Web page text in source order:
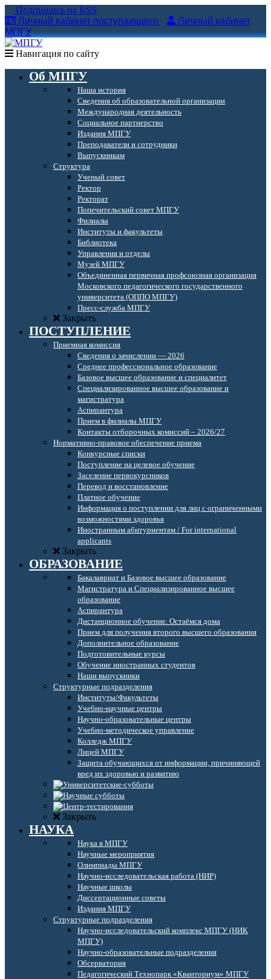
Подпишись на RSS
Личный кабинет поступающего
Личный кабинет
МПГУ
Навигация по сайту
Об МПГУ
Наша история
Сведения об образовательной организации
Международная деятельность
Социальное партнерство
Издания МПГУ
Преподаватели и сотрудники
Выпускникам
Структура
Ученый совет
Ректор
Ректорат
Попечительский совет МПГУ
Филиалы
Институты и факультеты
Библиотека
Управления и отделы
Музей МПГУ
Объединенная первичная профсоюзная организация
Московского педагогического государственного
университета (ОППО МПГУ)
Пресс-служба МПГУ
Закрыть
ПОСТУПЛЕНИЕ
Приемная комиссия
Сведения о зачислении — 2026
Среднее профессиональное образование
Базовое высшее образование и специалитет
Специализированное высшее образование и
магистратура
Аспирантура
Прием в филиалы МПГУ
Контакты отборочных комиссий – 2026/27
Нормативно-правовое обеспечение приема
Конкурсные списки
Поступление на целевое обучение
Заселение первокурсников
Перевод и восстановление
Платное обучение
Информация о поступлении для лиц с ограниченными
возможностями здоровья
Иностранным абитуриентам / For international
applicants
Закрыть
ОБРАЗОВАНИЕ
Бакалавриат и Базовое высшее образование
Магистратура и Специализированное высшее
образование
Аспирантура
Дистанционное обучение. Остаёмся дома
Прием для получения второго высшего образования
Дополнительное образование
Подготовительные курсы
Обучение иностранных студентов
Наши выпускники
Структурные подразделения
Институты/Факультеты
Учебно-научные центры
Научно-образовательные центры
Учебно-методическое управление
Колледж МПГУ
Лицей МПГУ
Защита обучающихся от информации, причиняющей
вред их здоровью и развитию
Закрыть
НАУКА
Наука в МПГУ
Научные мероприятия
Олимпиады МПГУ
Научно-исследовательская работа (НИР)
Научные школы
Диссертационные советы
Издания МПГУ
Структурные подразделения
Научно-исследовательский комплекс МПГУ (НИК
МПГУ)
Научно-образовательные подразделения
Обсерватория
Педагогический Технопарк «Кванториум» МПГУ